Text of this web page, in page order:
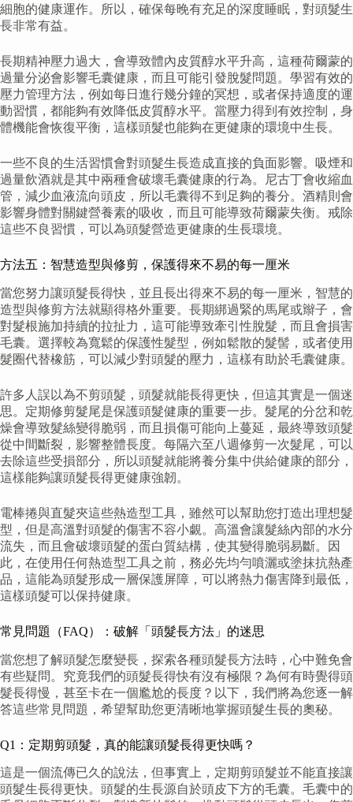
細胞的健康運作。所以，確保每晚有充足的深度睡眠，對頭髮生
長非常有益。
長期精神壓力過大，會導致體內皮質醇水平升高，這種荷爾蒙的
過量分泌會影響毛囊健康，而且可能引發脫髮問題。學習有效的
壓力管理方法，例如每日進行幾分鐘的冥想，或者保持適度的運
動習慣，都能夠有效降低皮質醇水平。當壓力得到有效控制，身
體機能會恢復平衡，這樣頭髮也能夠在更健康的環境中生長。
一些不良的生活習慣會對頭髮生長造成直接的負面影響。吸煙和
過量飲酒就是其中兩種會破壞毛囊健康的行為。尼古丁會收縮血
管，減少血液流向頭皮，所以毛囊得不到足夠的養分。酒精則會
影響身體對關鍵營養素的吸收，而且可能導致荷爾蒙失衡。戒除
這些不良習慣，可以為頭髮營造更健康的生長環境。
方法五：智慧造型與修剪，保護得來不易的每一厘米
當您努力讓頭髮長得快，並且長出得來不易的每一厘米，智慧的
造型與修剪方法就顯得格外重要。長期綁過緊的馬尾或辮子，會
對髮根施加持續的拉扯力，這可能導致牽引性脫髮，而且會損害
毛囊。選擇較為寬鬆的保護性髮型，例如鬆散的髮髻，或者使用
髮圈代替橡筋，可以減少對頭髮的壓力，這樣有助於毛囊健康。
許多人誤以為不剪頭髮，頭髮就能長得更快，但這其實是一個迷
思。定期修剪髮尾是保護頭髮健康的重要一步。髮尾的分岔和乾
燥會導致髮絲變得脆弱，而且損傷可能向上蔓延，最終導致頭髮
從中間斷裂，影響整體長度。每隔六至八週修剪一次髮尾，可以
去除這些受損部分，所以頭髮就能將養分集中供給健康的部分，
這樣能夠讓頭髮長得更健康強韌。
電棒捲與直髮夾這些熱造型工具，雖然可以幫助您打造出理想髮
型，但是高溫對頭髮的傷害不容小覷。高溫會讓髮絲內部的水分
流失，而且會破壞頭髮的蛋白質結構，使其變得脆弱易斷。因
此，在使用任何熱造型工具之前，務必先均勻噴灑或塗抹抗熱產
品，這能為頭髮形成一層保護屏障，可以將熱力傷害降到最低，
這樣頭髮可以保持健康。
常見問題（FAQ）：破解「頭髮長方法」的迷思
當您想了解頭髮怎麼變長，探索各種頭髮長方法時，心中難免會
有些疑問。究竟我們的頭髮長得快有沒有極限？為何有時覺得頭
髮長得慢，甚至卡在一個尷尬的長度？以下，我們將為您逐一解
答這些常見問題，希望幫助您更清晰地掌握頭髮生長的奧秘。
Q1：定期剪頭髮，真的能讓頭髮長得更快嗎？
這是一個流傳已久的說法，但事實上，定期剪頭髮並不能直接讓
頭髮生長得更快。頭髮的生長源自於頭皮下方的毛囊。毛囊中的